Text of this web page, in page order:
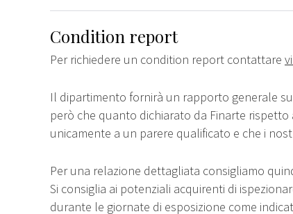
Condition report
Per richiedere un condition report contattare
Il dipartimento fornirà un rapporto generale
però che quanto dichiarato da Finarte
unicamente a un parere qualificato e che i
Per una relazione dettagliata consigliamo
Si consiglia ai potenziali acquirenti di
durante le giornate di esposizione come